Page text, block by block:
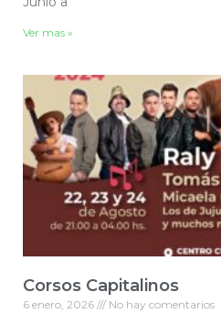
Ver mas »
Corsos Capitalinos
6 enero, 2026 No hay comentarios